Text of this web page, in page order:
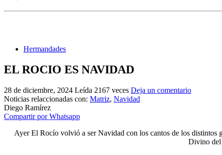
Hermandades
EL ROCIO ES NAVIDAD
28 de diciembre, 2024 Leída 2167 veces Deja un comentario
Noticias relaccionadas con: Matriz, Navidad
Diego Ramírez
Compartir por Whatsapp
Ayer El Rocío volvió a ser Navidad con los cantos de los distintos
Divino del